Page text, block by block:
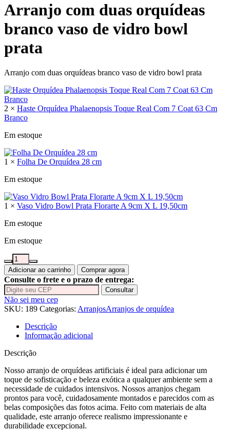
Arranjo com duas orquídeas
branco vaso de vidro bowl
prata
Arranjo com duas orquídeas branco vaso de vidro bowl prata
2 × Haste Orquídea Phalaenopsis Toque Real Com 7 Coat 63 Cm
Branco
Em estoque
1 × Folha De Orquídea 28 cm
Em estoque
1 × Vaso Vidro Bowl Prata Florarte A 9cm X L 19,50cm
Em estoque
Em estoque
Arranjo
com
duas
orquídeas
branco
vaso
de
quantidade
Adicionar ao carrinho Comprar agora
Consulte o frete e o prazo de entrega:
Consultar
Não sei meu cep
SKU: 189 Categorias: ArranjosArranjos de orquídea
Descrição
Informação adicional
Descrição
Nosso arranjo de orquídeas artificiais é ideal para adicionar um
toque de sofisticação e beleza exótica a qualquer ambiente sem a
necessidade de cuidados intensivos. Nossos arranjos chegam
prontos para você, cuidadosamente montados e parecidos com as
belas composições das fotos acima. Feito com materiais de alta
qualidade, este arranjo oferece realismo impressionante e
durabilidade excepcional.